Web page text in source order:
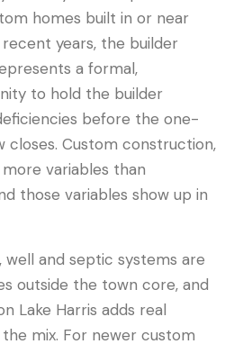
Español ✓
homes built in or near
years, the builder
a formal,
to hold the builder
before the one-
closes. Custom construction,
variables than
those variables show up in
and septic systems are
outside the town core, and
Lake Harris adds real
mix. For newer custom